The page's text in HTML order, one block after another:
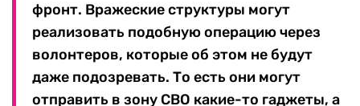
фронт. Вражеские структуры могут
реализовать подобную операцию через
волонтеров, которые об этом не будут
даже подозревать. То есть они могут
отправить в зону СВО какие-то гаджеты, а